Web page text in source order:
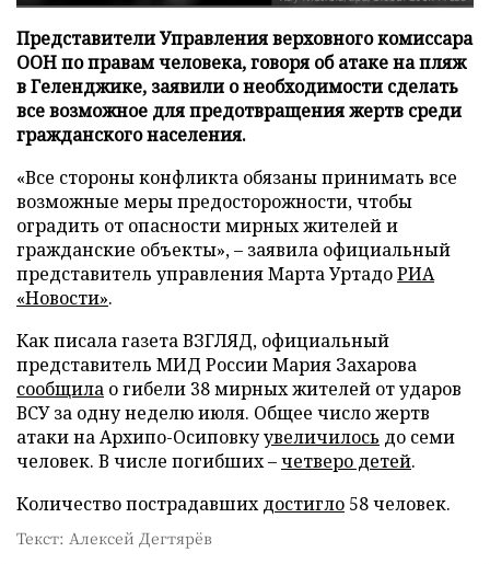
Представители Управления верховного комиссара
ООН по правам человека, говоря об атаке на пляж
в Геленджике, заявили о необходимости сделать
все возможное для предотвращения жертв среди
гражданского населения.
«Все стороны конфликта обязаны принимать все
возможные меры предосторожности, чтобы
оградить от опасности мирных жителей и
гражданские объекты», – заявила официальный
представитель управления Марта УртадоРИА
«Новости».
Как писала газета ВЗГЛЯД, официальный
представитель МИД России Мария Захарова
сообщила о гибели 38 мирных жителей от ударов
ВСУ за одну неделю июля. Общее число жертв
атаки на Архипо-Осиповкуувеличилось до семи
человек. В числе погибших –четверо детей.
Количество пострадавшихдостигло 58 человек.
Текст: Алексей Дегтярёв